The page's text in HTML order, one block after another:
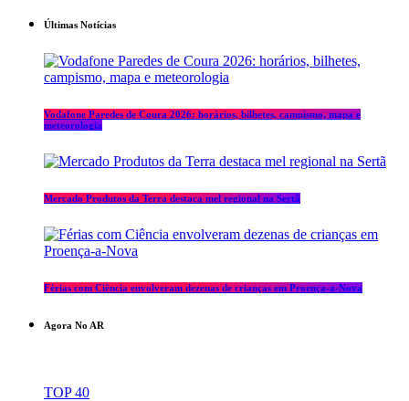
Últimas Notícias
Vodafone Paredes de Coura 2026: horários, bilhetes, campismo, mapa e
meteorologia
Mercado Produtos da Terra destaca mel regional na Sertã
Férias com Ciência envolveram dezenas de crianças em Proença-a-Nova
Agora No AR
TOP 40